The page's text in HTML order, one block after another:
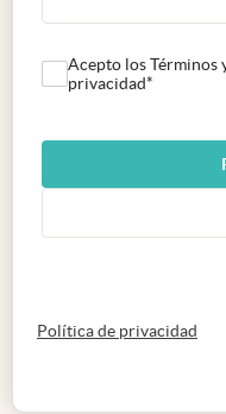
Acepto los Términos
privacidad*
Política de privacidad